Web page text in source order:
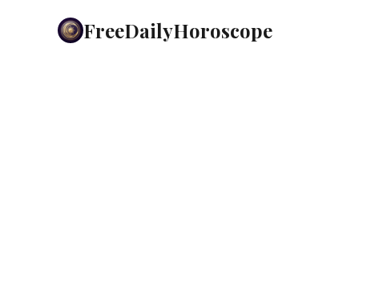
FreeDailyHoroscope